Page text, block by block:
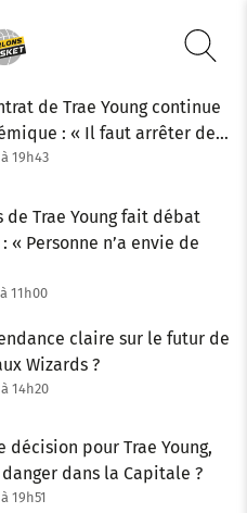
de Trae Young continue
: « Il faut arrêter de…
19h43
de Trae Young fait débat
« Personne n’a envie de
11h00
claire sur le futur de
Wizards ?
14h20
décision pour Trae Young,
dans la Capitale ?
19h51